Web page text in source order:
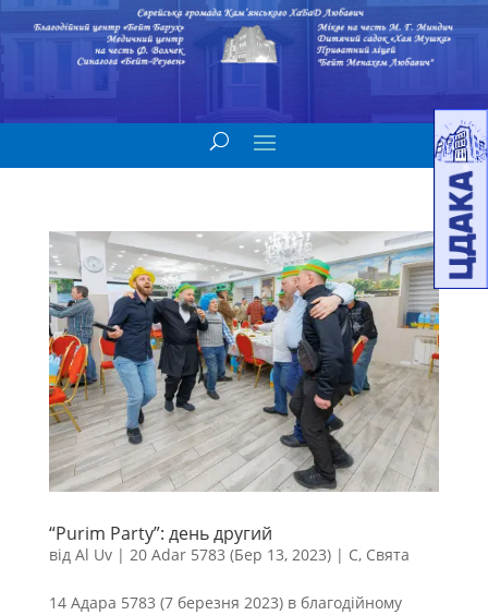
“Purim Party”: день другий
від Al Uv| 20 Adar 5783 (Бер 13, 2023)| С, Свята
14 Адара 5783 (7 березня 2023) в благодійному